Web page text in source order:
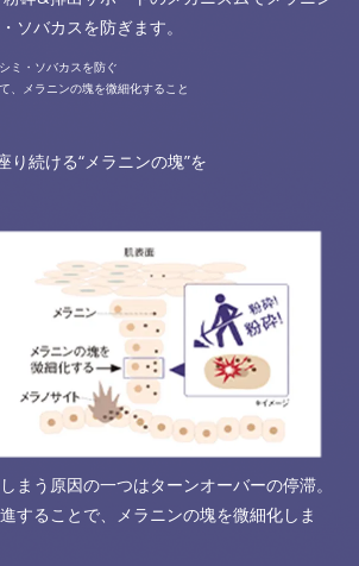
ソバカスを防ぎます。
ミ・ソバカスを防ぐ
、メラニンの塊を微細化すること
り続ける“メラニンの塊”を
まう原因の一つはターンオーバーの停滞。
することで、メラニンの塊を微細化しま